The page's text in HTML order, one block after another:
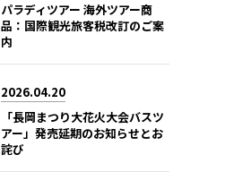
パラディツアー 海外ツアー商
品：国際観光旅客税改訂のご案
内
2026.04.20
「長岡まつり大花火大会バスツ
アー」発売延期のお知らせとお
詫び